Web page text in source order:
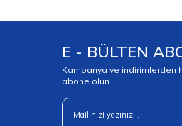
E - BÜLTEN
Kampanya ve indirimlerden
abone olun.